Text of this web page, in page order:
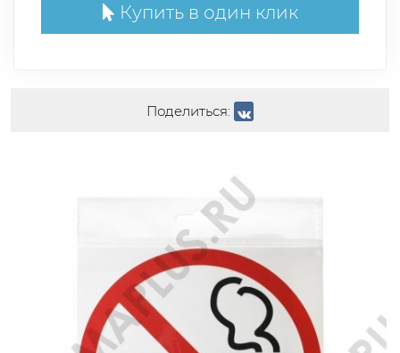
Купить в один клик
Поделиться: